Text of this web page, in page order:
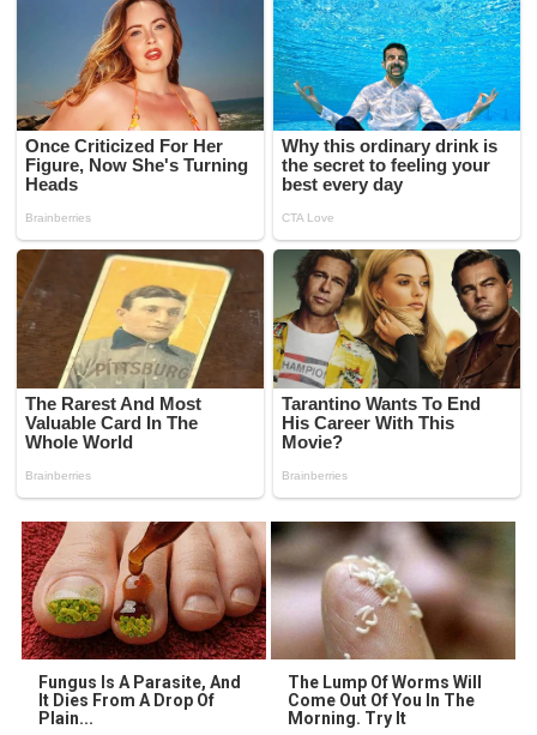
Fungus Is A Parasite, And
It Dies From A Drop Of
Plain...
The Lump Of Worms Will
Come Out Of You In The
Morning. Try It